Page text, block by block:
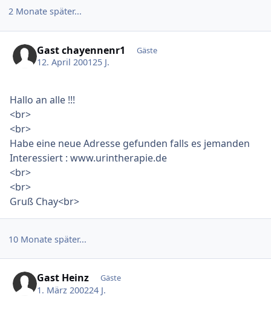
2 Monate später...
Gast chayennenr1 Gäste
12. April 200125 J.
Hallo an alle !!!
<br>
<br>
Habe eine neue Adresse gefunden falls es jemanden
Interessiert : www.urintherapie.de
<br>
<br>
Gruß Chay<br>
10 Monate später...
Gast Heinz Gäste
1. März 200224 J.